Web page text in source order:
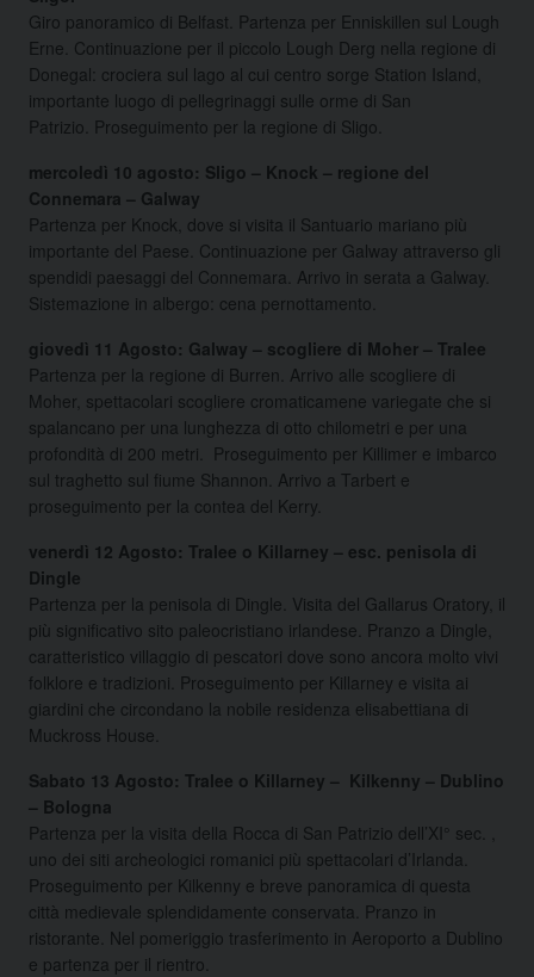
Giro panoramico di Belfast. Partenza per Enniskillen sul Lough
Erne. Continuazione per il piccolo Lough Derg nella regione di
Donegal: crociera sul lago al cui centro sorge Station Island,
importante luogo di pellegrinaggi sulle orme di San
Patrizio. Proseguimento per la regione di Sligo.
mercoledì 10 agosto: Sligo – Knock – regione del
Connemara – Galway
Partenza per Knock, dove si visita il Santuario mariano più
importante del Paese. Continuazione per Galway attraverso gli
spendidi paesaggi del Connemara. Arrivo in serata a Galway.
Sistemazione in albergo: cena pernottamento.
giovedì 11 Agosto: Galway – scogliere di Moher – Tralee
Partenza per la regione di Burren. Arrivo alle scogliere di
Moher, spettacolari scogliere cromaticamene variegate che si
spalancano per una lunghezza di otto chilometri e per una
profondità di 200 metri. Proseguimento per Killimer e imbarco
sul traghetto sul fiume Shannon. Arrivo a Tarbert e
proseguimento per la contea del Kerry.
venerdì 12 Agosto: Tralee o Killarney – esc. penisola di
Dingle
Partenza per la penisola di Dingle. Visita del Gallarus Oratory, il
più significativo sito paleocristiano irlandese. Pranzo a Dingle,
caratteristico villaggio di pescatori dove sono ancora molto vivi
folklore e tradizioni. Proseguimento per Killarney e visita ai
giardini che circondano la nobile residenza elisabettiana di
Muckross House.
Sabato 13 Agosto: Tralee o Killarney – Kilkenny – Dublino
– Bologna
Partenza per la visita della Rocca di San Patrizio dell’XI° sec. ,
uno dei siti archeologici romanici più spettacolari d’Irlanda.
Proseguimento per Kilkenny e breve panoramica di questa
città medievale splendidamente conservata. Pranzo in
ristorante. Nel pomeriggio trasferimento in Aeroporto a Dublino
e partenza per il rientro.